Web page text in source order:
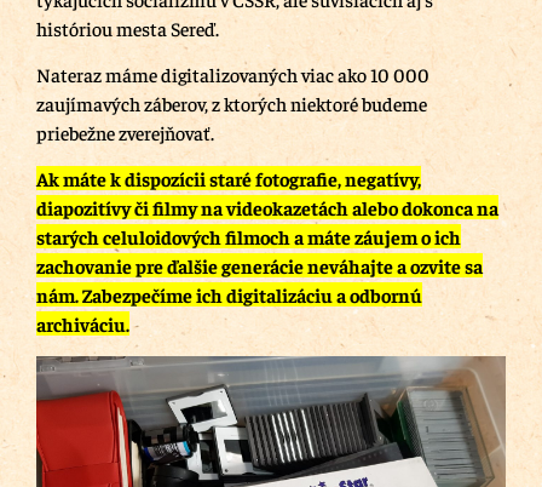
históriou mesta Sereď.
Nateraz máme digitalizovaných viac ako 10 000
zaujímavých záberov, z ktorých niektoré budeme
priebežne zverejňovať.
Ak máte k dispozícii staré fotografie, negatívy,
diapozitívy či filmy na videokazetách alebo dokonca na
starých celuloidových filmoch a máte záujem o ich
zachovanie pre ďalšie generácie neváhajte a ozvite sa
nám. Zabezpečíme ich digitalizáciu a odbornú
archiváciu.